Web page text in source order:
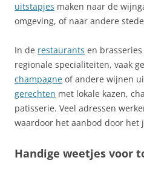
uitstapjes maken naar de
omgeving, of naar andere
In de restaurants en
regionale specialiteiten, vaak
champagne of andere wijnen
gerechten met lokale kazen,
patisserie. Veel adressen
waardoor het aanbod door het
Handige weetjes voor